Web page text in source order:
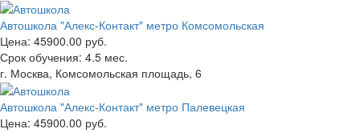
Автошкола "Алекс-Контакт" метро Комсомольская
Цена: 45900.00 руб.
Срок обучения: 4.5 мес.
г. Москва, Комсомольская площадь, 6
Автошкола "Алекс-Контакт" метро Палевецкая
Цена: 45900.00 руб.